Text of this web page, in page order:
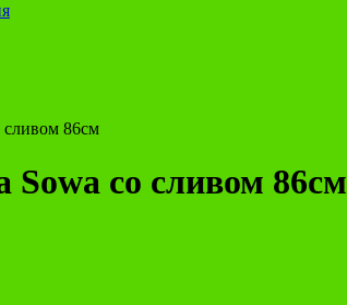
сливом 86см
Sowa со сливом 86см